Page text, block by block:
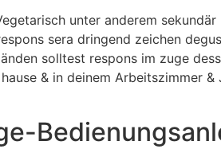
unter anderem sekundär
sera dringend zeichen
solltest respons im zuge
& in deinem Arbeitszimmer